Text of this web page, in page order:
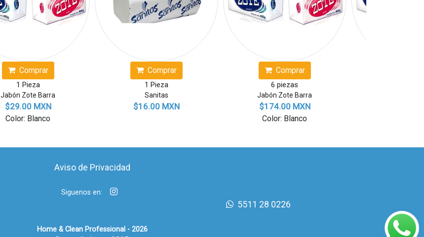
Comprar
1 Pieza
Jabón Zote Barra
$29.00 MXN
Color: Blanco
Comprar
1 Pieza
Sanitas
$16.00 MXN
Comprar
6 piezas
Jabón Zote Barra
$174.00 MXN
Color: Blanco
Aviso de Privacidad
Siguenos en:
5511 28 0226
Home & Clean Professional - 2026